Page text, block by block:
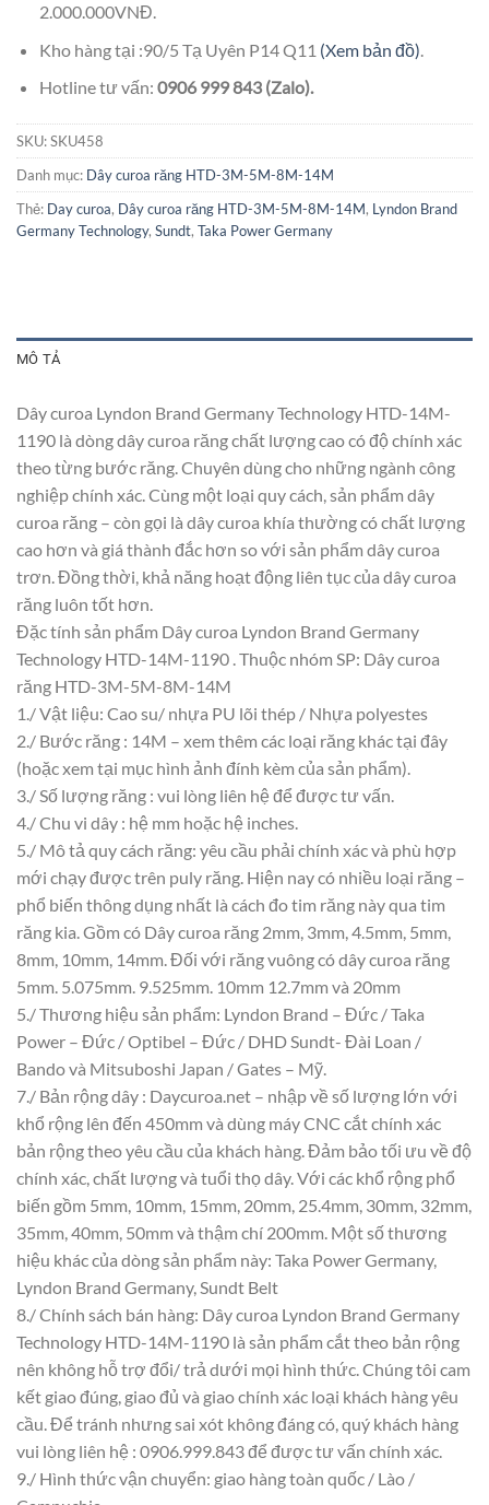
2.000.000VNĐ.
Kho hàng tại :90/5 Tạ Uyên P14 Q11 (Xem bản đồ).
Hotline tư vấn: 0906 999 843 (Zalo).
SKU:SKU458
Danh mục: Dây curoa răng HTD-3M-5M-8M-14M
Thẻ: Day curoa, Dây curoa răng HTD-3M-5M-8M-14M, Lyndon Brand
Germany Technology, Sundt, Taka Power Germany
MÔ TẢ
Dây curoa Lyndon Brand Germany Technology HTD-14M-
1190 là dòng dây curoa răng chất lượng cao có độ chính xác
theo từng bước răng. Chuyên dùng cho những ngành công
nghiệp chính xác. Cùng một loại quy cách, sản phẩm dây
curoa răng – còn gọi là dây curoa khía thường có chất lượng
cao hơn và giá thành đắc hơn so với sản phẩm dây curoa
trơn. Đồng thời, khả năng hoạt động liên tục của dây curoa
răng luôn tốt hơn.
Đặc tính sản phẩm Dây curoa Lyndon Brand Germany
Technology HTD-14M-1190 . Thuộc nhóm SP: Dây curoa
răng HTD-3M-5M-8M-14M
1./ Vật liệu: Cao su/ nhựa PU lõi thép / Nhựa polyestes
2./ Bước răng : 14M – xem thêm các loại răng khác tại đây
(hoặc xem tại mục hình ảnh đính kèm của sản phẩm).
3./ Số lượng răng : vui lòng liên hệ để được tư vấn.
4./ Chu vi dây : hệ mm hoặc hệ inches.
5./ Mô tả quy cách răng: yêu cầu phải chính xác và phù hợp
mới chạy được trên puly răng. Hiện nay có nhiều loại răng –
phổ biến thông dụng nhất là cách đo tim răng này qua tim
răng kia. Gồm có Dây curoa răng 2mm, 3mm, 4.5mm, 5mm,
8mm, 10mm, 14mm. Đối với răng vuông có dây curoa răng
5mm. 5.075mm. 9.525mm. 10mm 12.7mm và 20mm
5./ Thương hiệu sản phẩm: Lyndon Brand – Đức / Taka
Power – Đức / Optibel – Đức / DHD Sundt- Đài Loan /
Bando và Mitsuboshi Japan / Gates – Mỹ.
7./ Bản rộng dây : Daycuroa.net – nhập về số lượng lớn với
khổ rộng lên đến 450mm và dùng máy CNC cắt chính xác
bản rộng theo yêu cầu của khách hàng. Đảm bảo tối ưu về độ
chính xác, chất lượng và tuổi thọ dây. Với các khổ rộng phổ
biến gồm 5mm, 10mm, 15mm, 20mm, 25.4mm, 30mm, 32mm,
35mm, 40mm, 50mm và thậm chí 200mm. Một số thương
hiệu khác của dòng sản phẩm này: Taka Power Germany,
Lyndon Brand Germany, Sundt Belt
8./ Chính sách bán hàng: Dây curoa Lyndon Brand Germany
Technology HTD-14M-1190 là sản phẩm cắt theo bản rộng
nên không hỗ trợ đổi/ trả dưới mọi hình thức. Chúng tôi cam
kết giao đúng, giao đủ và giao chính xác loại khách hàng yêu
cầu. Để tránh nhưng sai xót không đáng có, quý khách hàng
vui lòng liên hệ : 0906.999.843 để được tư vấn chính xác.
9./ Hình thức vận chuyển: giao hàng toàn quốc / Lào /